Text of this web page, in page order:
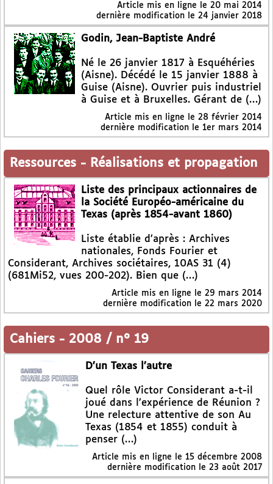
Article mis en ligne le 20 mai 2014
dernière modification le 24 janvier 2018
Godin, Jean-Baptiste André
Né le 26 janvier 1817 à Esquéhéries
(Aisne). Décédé le 15 janvier 1888 à
Guise (Aisne). Ouvrier puis industriel
à Guise et à Bruxelles. Gérant de (…)
Article mis en ligne le 28 février 2014
dernière modification le 1er mars 2014
Ressources - Réalisations et propagation
Liste des principaux actionnaires de
la Société Européo-américaine du
Texas (après 1854-avant 1860)
Liste établie d’après : Archives
nationales, Fonds Fourier et
Considerant, Archives sociétaires, 10AS 31 (4)
(681Mi52, vues 200-202). Bien que (…)
Article mis en ligne le 29 mars 2014
dernière modification le 22 mars 2020
Cahiers - 2008 / n° 19
D’un Texas l’autre
Quel rôle Victor Considerant a-t-il
joué dans l’expérience de Réunion ?
Une relecture attentive de son Au
Texas (1854 et 1855) conduit à
penser (…)
Article mis en ligne le 15 décembre 2008
dernière modification le 23 août 2017